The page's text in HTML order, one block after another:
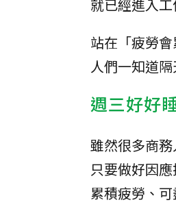
就已經進入
站在「疲勞
人們一知道
週三好好
雖然很多商
只要做好因
累積疲勞、